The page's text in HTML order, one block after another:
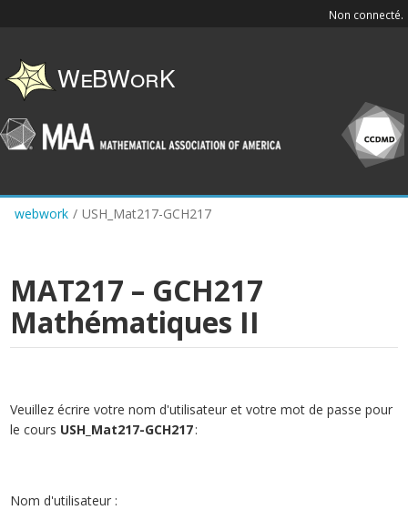
content
Non connecté.
webwork / USH_Mat217-GCH217
MAT217 – GCH217
Mathématiques II
Veuillez écrire votre nom d'utilisateur et votre mot de passe pour
le cours USH_Mat217-GCH217:
Nom d'utilisateur :